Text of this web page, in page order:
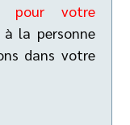
pour votre
la personne
dans votre